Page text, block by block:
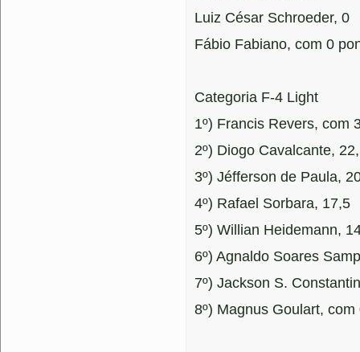
Luiz César Schroeder, 0
Fábio Fabiano, com 0
Categoria F-4 Light
1º) Francis Revers, com
2º) Diogo Cavalcante,
3º) Jéfferson de Paula,
4º) Rafael Sorbara, 17,5
5º) Willian Heidemann,
6º) Agnaldo Soares
7º) Jackson S.
8º) Magnus Goulart, com